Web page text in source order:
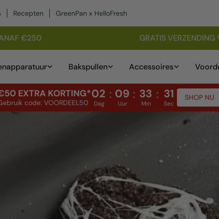
Recepten GreenPan x HelloFresh
€250 GRATIS VERZENDING
Bakspullen Accessoires
EXTRA KORTING*
code: VOORDEEL50
02 : 09 : 33 : 29
Dag Uur Min Sec
SHOP NU